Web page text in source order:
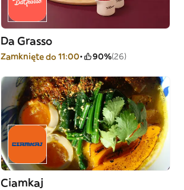
Da Grasso
Zamknięte do 11:00 90%(26)
Ciamkaj